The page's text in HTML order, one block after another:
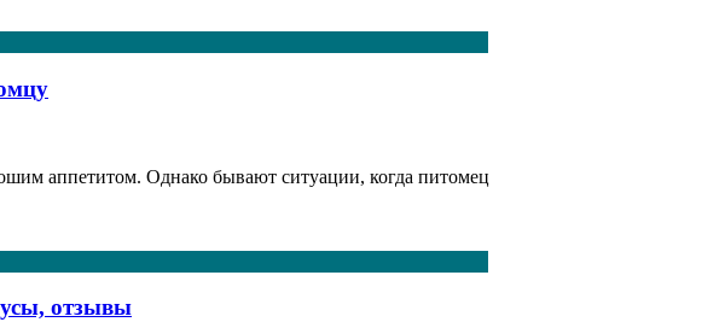
аппетитом. Однако бывают ситуации, когда питомец
отзывы